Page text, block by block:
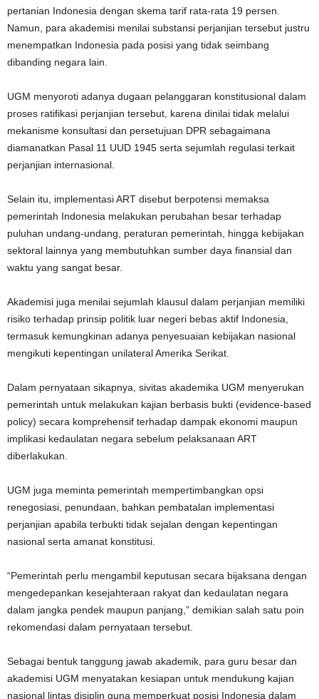
pertanian Indonesia dengan skema tarif rata-rata 19 persen.
Namun, para akademisi menilai substansi perjanjian tersebut justru
menempatkan Indonesia pada posisi yang tidak seimbang
dibanding negara lain.
UGM menyoroti adanya dugaan pelanggaran konstitusional dalam
proses ratifikasi perjanjian tersebut, karena dinilai tidak melalui
mekanisme konsultasi dan persetujuan DPR sebagaimana
diamanatkan Pasal 11 UUD 1945 serta sejumlah regulasi terkait
perjanjian internasional.
Selain itu, implementasi ART disebut berpotensi memaksa
pemerintah Indonesia melakukan perubahan besar terhadap
puluhan undang-undang, peraturan pemerintah, hingga kebijakan
sektoral lainnya yang membutuhkan sumber daya finansial dan
waktu yang sangat besar.
Akademisi juga menilai sejumlah klausul dalam perjanjian memiliki
risiko terhadap prinsip politik luar negeri bebas aktif Indonesia,
termasuk kemungkinan adanya penyesuaian kebijakan nasional
mengikuti kepentingan unilateral Amerika Serikat.
Dalam pernyataan sikapnya, sivitas akademika UGM menyerukan
pemerintah untuk melakukan kajian berbasis bukti (evidence-based
policy) secara komprehensif terhadap dampak ekonomi maupun
implikasi kedaulatan negara sebelum pelaksanaan ART
diberlakukan.
UGM juga meminta pemerintah mempertimbangkan opsi
renegosiasi, penundaan, bahkan pembatalan implementasi
perjanjian apabila terbukti tidak sejalan dengan kepentingan
nasional serta amanat konstitusi.
“Pemerintah perlu mengambil keputusan secara bijaksana dengan
mengedepankan kesejahteraan rakyat dan kedaulatan negara
dalam jangka pendek maupun panjang,” demikian salah satu poin
rekomendasi dalam pernyataan tersebut.
Sebagai bentuk tanggung jawab akademik, para guru besar dan
akademisi UGM menyatakan kesiapan untuk mendukung kajian
nasional lintas disiplin guna memperkuat posisi Indonesia dalam